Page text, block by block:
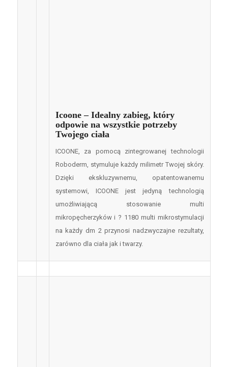
Icoone – Idealny zabieg, który
odpowie na wszystkie potrzeby
Twojego ciała
ICOONE, za pomocą zintegrowanej technologii
Roboderm, stymuluje każdy milimetr Twojej skóry.
Dzięki ekskluzywnemu, opatentowanemu
systemowi, ICOONE jest jedyną technologią
umożliwiającą stosowanie multi
mikropęcherzyków i ? 1180 multi mikrostymulacji
na każdy dm 2 przynosi nadzwyczajne rezultaty,
zarówno dla ciała jak i twarzy.